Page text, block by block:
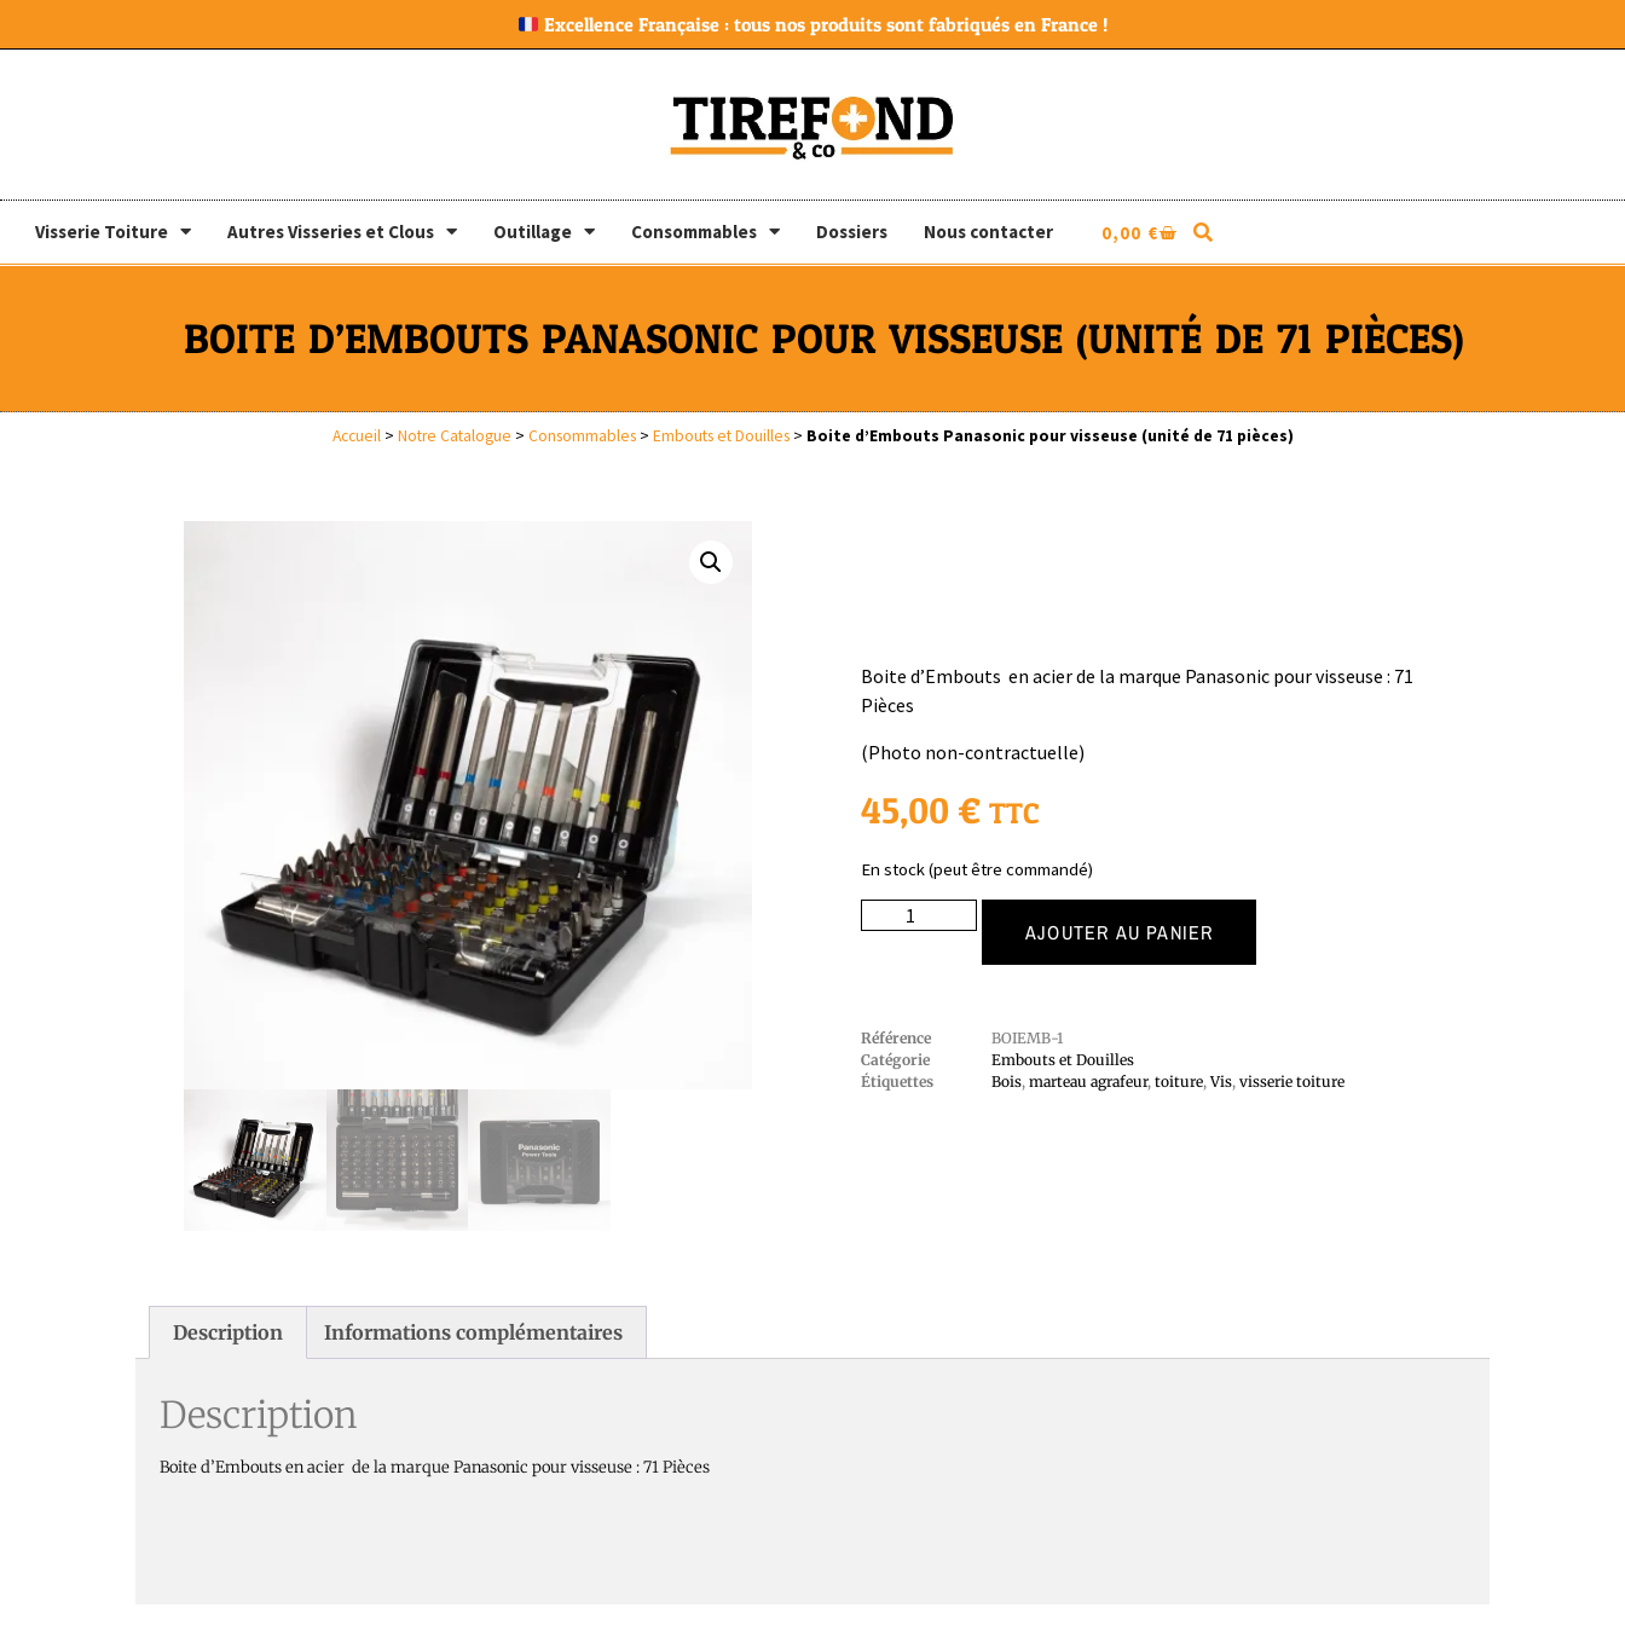
Excellence Française : tous nos produits sont fabriqués en France !
Visserie Toiture Autres Visseries et Clous Outillage Consommables Dossiers Nous contacter 0,00 €
BOITE D’EMBOUTS PANASONIC POUR VISSEUSE (UNITÉ DE 71 PIÈCES)
Accueil> Notre Catalogue > Consommables> Embouts et Douilles> Boite d’Embouts Panasonic pour visseuse (unité de 71 pièces)
Boite d’Embouts en acier de la marque Panasonic pour visseuse : 71
Pièces
(Photo non-contractuelle)
45,00 € TTC
En stock (peut être commandé)
AJOUTER AU PANIER
Référence
BOIEMB-1
Catégorie
Embouts et Douilles
Étiquettes
Bois, marteau agrafeur, toiture,Vis, visserie toiture
Description Informations complémentaires
Description
Boite d’Embouts en acier de la marque Panasonic pour visseuse : 71 Pièces